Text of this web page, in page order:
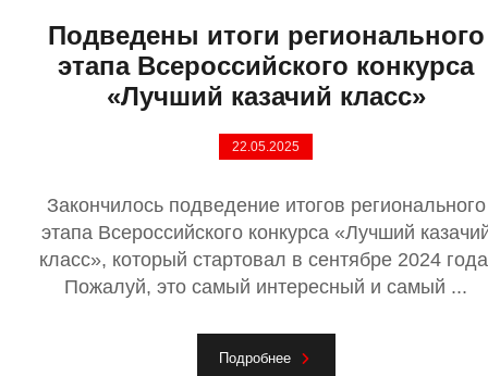
Подведены итоги регионального
этапа Всероссийского конкурса
«Лучший казачий класс»
22.05.2025
Закончилось подведение итогов регионального
этапа Всероссийского конкурса «Лучший
класс», который стартовал в сентябре 2024
Пожалуй, это самый интересный и самый ...
Подробнее